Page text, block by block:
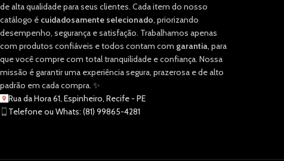
de alta qualidade para seus clientes. Cada item do nosso
catálogo é cuidadosamente selecionado, priorizando
desempenho, segurança e satisfação. Trabalhamos apenas
com produtos confiáveis e todos contam com garantia, para
que você compre com total tranquilidade e confiança. Nossa
missão é garantir uma experiência segura, prazerosa e de alto
padrão em cada compra. ✨
Rua da Hora 61, Espinheiro, Recife - PE
Telefone ou Whats: (81) 99865-4281